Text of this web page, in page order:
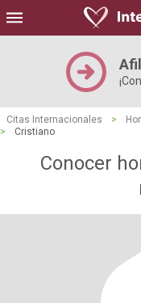
Citas Internacionales >
>
Cristiano
Conocer